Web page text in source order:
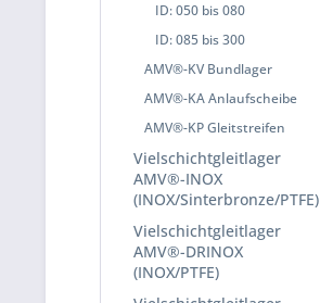
ID: 050 bis 080
ID: 085 bis 300
AMV®-KV Bundlager
AMV®-KA Anlaufscheibe
AMV®-KP Gleitstreifen
Vielschichtgleitlager
AMV®-INOX
(INOX/Sinterbronze/PTFE)
Vielschichtgleitlager
AMV®-DRINOX
(INOX/PTFE)